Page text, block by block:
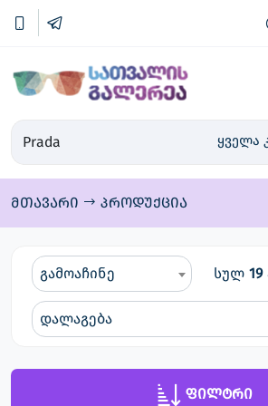
ყველა
მთავარი პროდუქცია
გამოაჩინე სულ 19
დალაგება
ფილტრი